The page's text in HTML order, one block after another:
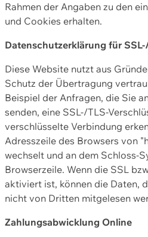
Rahmen der Angaben zu den
und Cookies erhalten.
Datenschutzerklärung für
Diese Website nutzt aus
Schutz der Übertragung
Beispiel der Anfragen, die Sie
senden, eine SSL-/TLS-
verschlüsselte Verbindung
Adresszeile des Browsers von
wechselt und an dem Schloss-
Browserzeile. Wenn die SSL
aktiviert ist, können die Daten,
nicht von Dritten mitgelesen
Zahlungsabwicklung Online